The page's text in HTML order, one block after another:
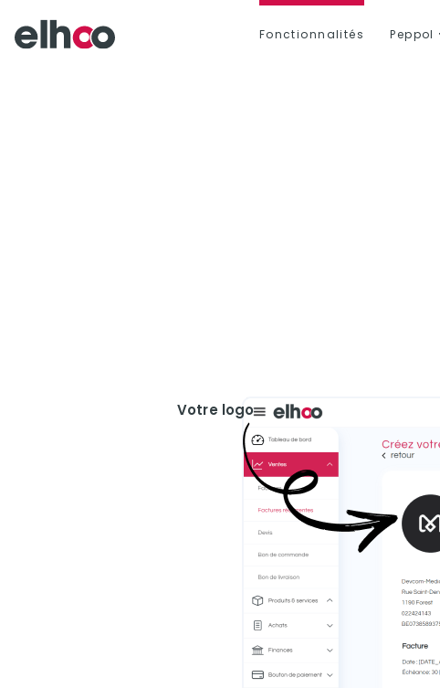
Fonctionnalités Peppol
Votre logo